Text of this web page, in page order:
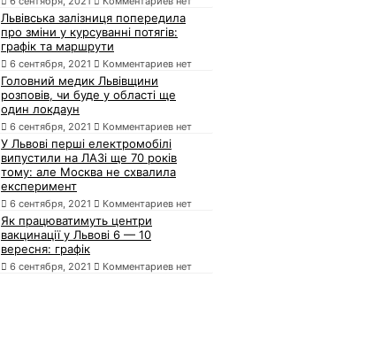
Львівська залізниця попередила
про зміни у курсуванні потягів:
графік та маршрути
6 сентября, 2021 Комментариев нет
Головний медик Львівщини
розповів, чи буде у області ще
один локдаун
6 сентября, 2021 Комментариев нет
У Львові перші електромобілі
випустили на ЛАЗі ще 70 років
тому: але Москва не схвалила
експеримент
6 сентября, 2021 Комментариев нет
Як працюватимуть центри
вакцинації у Львові 6 — 10
вересня: графік
6 сентября, 2021 Комментариев нет